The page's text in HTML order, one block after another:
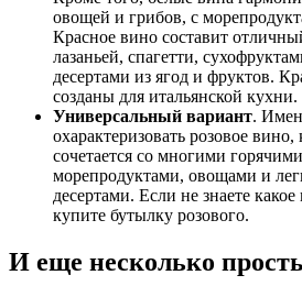
овощей и грибов, с
Красное вино составит
лазаньей, спагетти,
десертами из ягод и фруктов.
созданы для итальянской кухни.
Универсальный вариант.
охарактеризовать розовое вино,
сочетается со многими
морепродуктами, овощами и
десертами. Если не знаете
купите бутылку розового.
И еще несколько